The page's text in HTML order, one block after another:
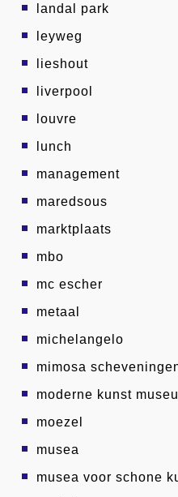
landal park
leyweg
lieshout
liverpool
louvre
lunch
management
maredsous
marktplaats
mbo
mc escher
metaal
michelangelo
mimosa
moderne kunst
moezel
musea
musea voor schone